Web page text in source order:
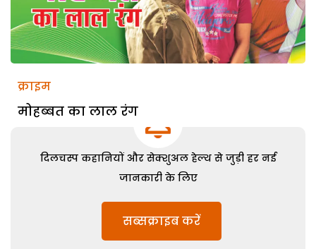
क्राइम
मोहब्बत का लाल रंग
दिलचस्प कहानियों और सेक्शुअल हेल्थ से जुड़ी हर नई
जानकारी के लिए
सब्सक्राइब करें